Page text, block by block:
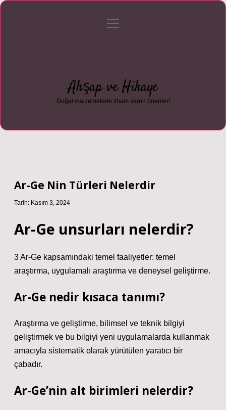
Gizlilik Politikası
menüyü
Ahşap ve Hikaye
Doğal malzemelerle ilham veren öneriler!
Ar-Ge Nin Türleri Nelerdir
Tarih: Kasım 3, 2024
Ar-Ge unsurları nelerdir?
3 Ar-Ge kapsamındaki temel faaliyetler: temel
araştırma, uygulamalı araştırma ve deneysel geliştirme.
Ar-Ge nedir kısaca tanımı?
Araştırma ve geliştirme, bilimsel ve teknik bilgiyi
geliştirmek ve bu bilgiyi yeni uygulamalarda kullanmak
amacıyla sistematik olarak yürütülen yaratıcı bir
çabadır.
Ar-Ge’nin alt birimleri nelerdir?